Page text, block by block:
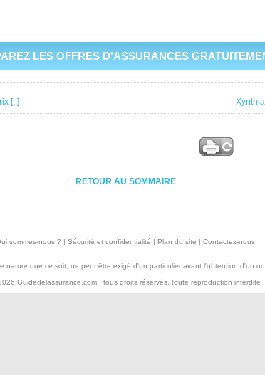
LES OFFRES D'ASSURANCES
[..]
RETOUR AU SOMMAIRE
sommes-nous ? | Sécurité et confidentialité | Plan du site | Contactez-nous
nature que ce soit, ne peut être exigé d'un particulier avant l'obtention d'un
Guidedelassurance.com : tous droits réservés, toute reproduction interdite